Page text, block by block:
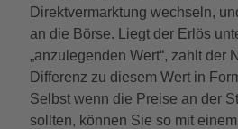
Direktvermarktung wechseln,
an die Börse. Liegt der Erlös
„anzulegenden Wert“, zahlt der
Differenz zu diesem Wert in
Selbst wenn die Preise an der
sollten, können Sie so mit